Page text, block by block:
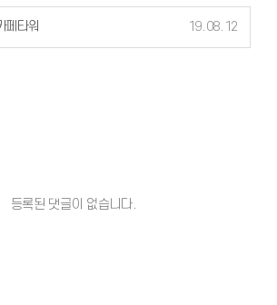
페타워 19.08.12
등록된 댓글이 없습니다.